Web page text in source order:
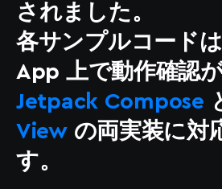
されました。
各サンプルコード
App 上で動作確認が
Jetpack Compose
Viewの両実装に対
す。